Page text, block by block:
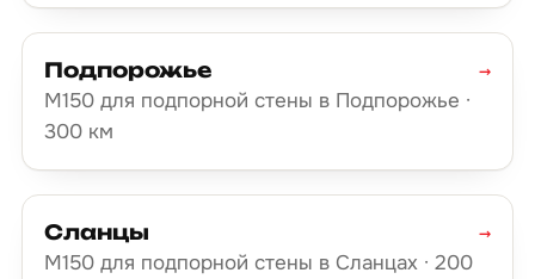
Подпорожье
М150 для подпорной стены в Подпорожье ·
300 км
→
Сланцы
М150 для подпорной стены в Сланцах · 200
→